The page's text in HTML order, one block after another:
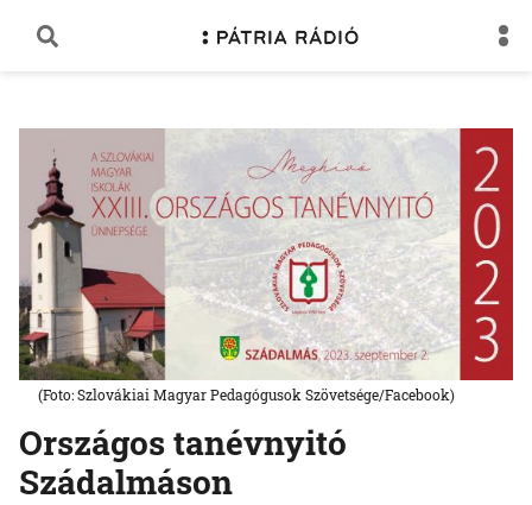
Országos tanévnyitó
Szádalmáson
(Foto: Szlovákiai Magyar Pedagógusok Szövetsége/Facebook)